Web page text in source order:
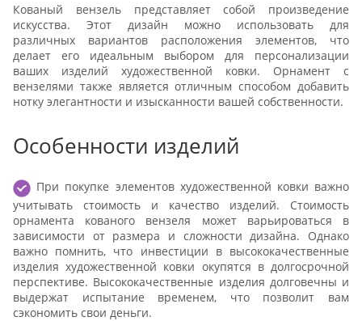
Кованый вензель представляет собой произведение
искусства. Этот дизайн можно использовать для
различных вариантов расположения элементов, что
делает его идеальным выбором для персонализации
ваших изделий художественной ковки. Орнамент с
вензелями также является отличным способом добавить
нотку элегантности и изысканности вашей собственности.
Особенности изделий
При покупке элементов художественной ковки важно
учитывать стоимость и качество изделий. Стоимость
орнамента кованого вензеля может варьироваться в
зависимости от размера и сложности дизайна. Однако
важно помнить, что инвестиции в высококачественные
изделия художественной ковки окупятся в долгосрочной
перспективе. Высококачественные изделия долговечны и
выдержат испытание временем, что позволит вам
сэкономить свои деньги.